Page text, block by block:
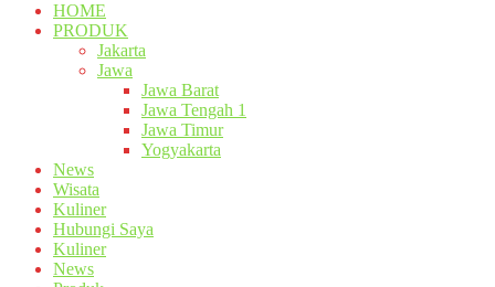
HOME
PRODUK
Jakarta
Jawa
Jawa Barat
Jawa Tengah 1
Jawa Timur
Yogyakarta
News
Wisata
Kuliner
Hubungi Saya
Kuliner
News